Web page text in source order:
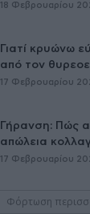
18 Φεβρουαρίου
Γιατί κρυώνω
από τον
17 Φεβρουαρίου
Γήρανση: Πώς
απώλεια
17 Φεβρουαρίου
Φόρτωση